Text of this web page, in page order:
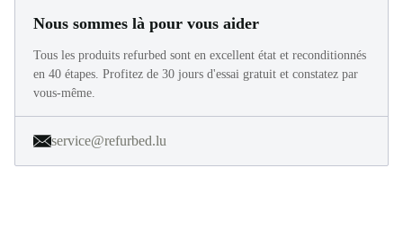
Nous sommes là pour vous aider
Tous les produits refurbed sont en excellent état et reconditionnés
en 40 étapes. Profitez de 30 jours d'essai gratuit et constatez par
vous-même.
service@refurbed.lu